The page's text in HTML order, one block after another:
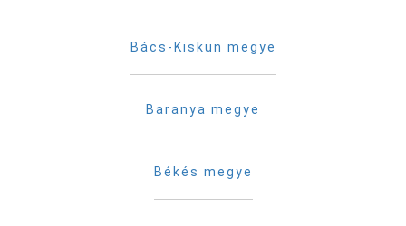
Bács-Kiskun megye
Baranya megye
Békés megye